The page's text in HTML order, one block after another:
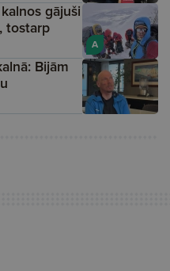
A
gājuši
tostarp
Bijām